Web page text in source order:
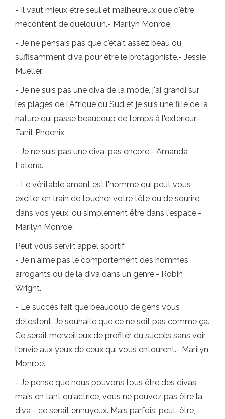
- Il vaut mieux être seul et malheureux que d'être
mécontent de quelqu'un.- Marilyn Monroe.
- Je ne pensais pas que c'était assez beau ou
suffisamment diva pour être le protagoniste.- Jessie
Mueller.
- Je ne suis pas une diva de la mode, j'ai grandi sur
les plages de l'Afrique du Sud et je suis une fille de la
nature qui passe beaucoup de temps à l'extérieur.-
Tanit Phoenix.
- Je ne suis pas une diva, pas encore.- Amanda
Latona.
- Le véritable amant est l'homme qui peut vous
exciter en train de toucher votre tête ou de sourire
dans vos yeux, ou simplement être dans l'espace.-
Marilyn Monroe.
Peut vous servir: appel sportif
- Je n'aime pas le comportement des hommes
arrogants ou de la diva dans un genre.- Robin
Wright.
- Le succès fait que beaucoup de gens vous
détestent. Je souhaite que ce ne soit pas comme ça.
Ce serait merveilleux de profiter du succès sans voir
l'envie aux yeux de ceux qui vous entourent.- Marilyn
Monroe.
- Je pense que nous pouvons tous être des divas,
mais en tant qu'actrice, vous ne pouvez pas être la
diva - ce serait ennuyeux. Mais parfois, peut-être,